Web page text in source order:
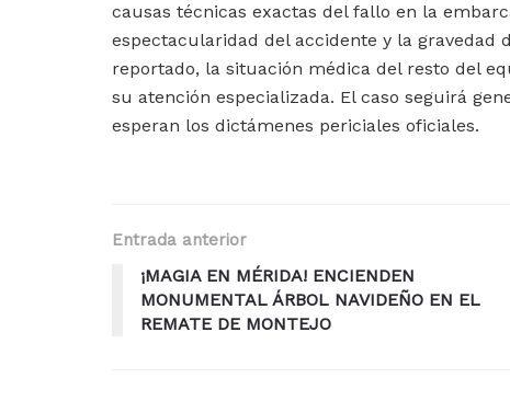
causas técnicas exactas del fallo en la
espectacularidad del accidente y la
reportado, la situación médica del resto del
su atención especializada. El caso seguirá
esperan los dictámenes periciales oficiales.
Entrada anterior
¡MAGIA EN MÉRIDA! ENCIENDEN
MONUMENTAL ÁRBOL NAVIDEÑO EN EL
REMATE DE MONTEJO